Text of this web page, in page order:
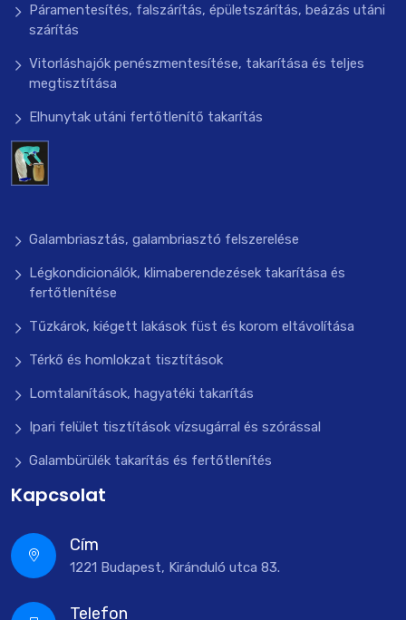
Páramentesítés, falszárítás, épületszárítás, beázás utáni
szárítás
Vitorláshajók penészmentesítése, takarítása és teljes
megtisztítása
Elhunytak utáni fertőtlenítő takarítás
Galambriasztás, galambriasztó felszerelése
Légkondicionálók, klimaberendezések takarítása és
fertőtlenítése
Tűzkárok, kiégett lakások füst és korom eltávolítása
Térkő és homlokzat tisztítások
Lomtalanítások, hagyatéki takarítás
Ipari felület tisztítások vízsugárral és szórással
Galambürülék takarítás és fertőtlenítés
Kapcsolat
Cím
1221 Budapest, Kiránduló utca 83.
Telefon